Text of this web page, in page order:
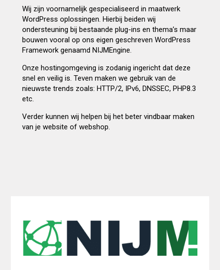
Wij zijn voornamelijk gespecialiseerd in maatwerk
WordPress oplossingen. Hierbij beiden wij
ondersteuning bij bestaande plug-ins en thema’s maar
bouwen vooral op ons eigen geschreven WordPress
Framework genaamd NIJMEngine.
Onze hostingomgeving is zodanig ingericht dat deze
snel en veilig is. Teven maken we gebruik van de
nieuwste trends zoals: HTTP/2, IPv6, DNSSEC, PHP8.3
etc.
Verder kunnen wij helpen bij het beter vindbaar maken
van je website of webshop.